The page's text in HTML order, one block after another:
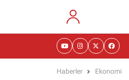
Haberler Ekonomi
RESMİ İLANLAR
Eskişehir Nöbetçi Eczaneler